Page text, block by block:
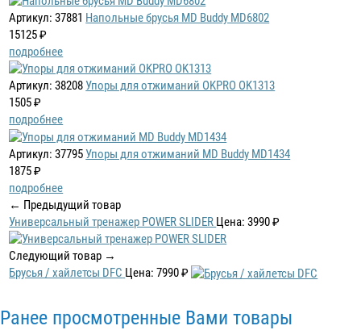
Артикул: 37881 Напольные брусья MD Buddy MD6802
15125 ₽
подробнее
Артикул: 38208Упоры для отжиманий OKPRO OK1313
1505 ₽
подробнее
Артикул: 37795Упоры для отжиманий MD Buddy MD1434
1875 ₽
подробнее
← Предыдущий товар
Универсальный тренажер POWER SLIDER Цена: 3990 ₽
Следующий товар →
Брусья / хайлетсы DFC Цена: 7990 ₽
Ранее просмотренные Вами товары